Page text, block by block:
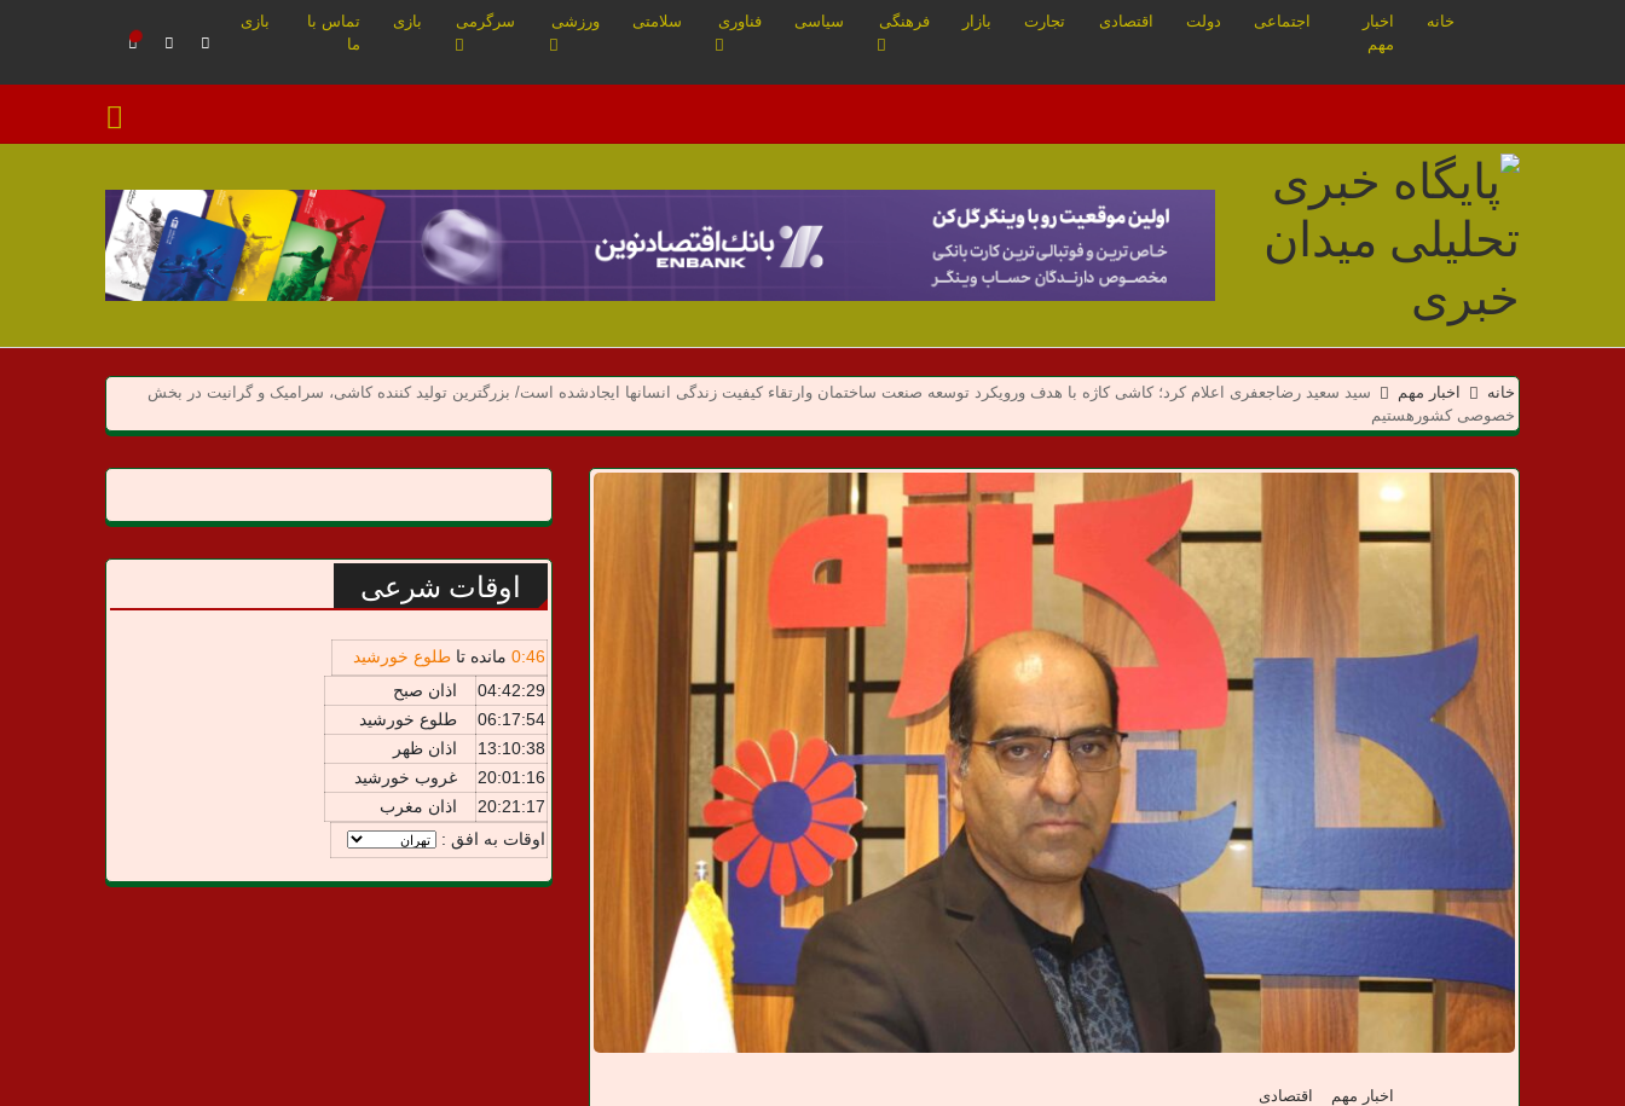
خانه
اخبار
مهم
اجتماعی دولت اقتصادی تجارت بازار فرهنگی سیاسی فناوری سلامتی ورزشی سرگرمی بازی
تماس با
ما
بازی
م
ی
د
ا
ن
خ
ر
ی
خانه اخبار مهم
سید سعید رضاجعفری اعلام کرد؛ کاشی کاژه با هدف ورویکرد توسعه صنعت ساختمان وارتقاء کیفیت زندگی انسانها ایجادشده است/ بزرگترین تولید کننده کاشی، سرامیک و گرانیت در بخش
خصوصی کشورهستیم
اخبار مهم اقتصادی
اوقات شرعی
0:46 مانده تا طلوع خورشید
04:42:29
اذان صبح
06:17:54
طلوع خورشید
13:10:38
اذان ظهر
20:01:16
غروب خورشید
20:21:17
اذان مغرب
اوقات به افق :